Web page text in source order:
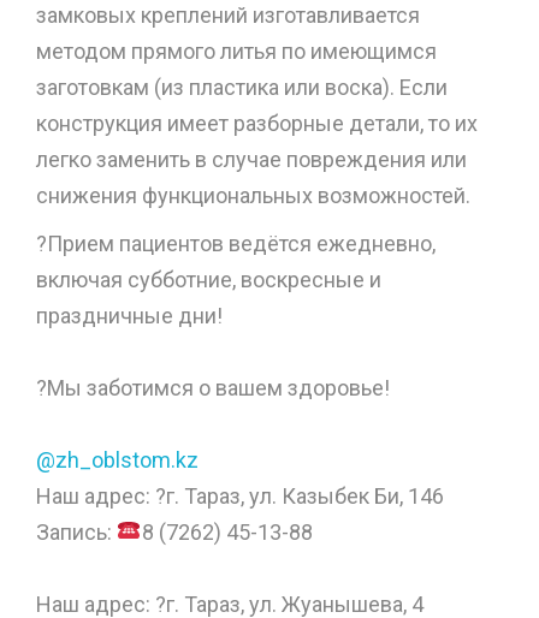
замковых креплений изготавливается
методом прямого литья по имеющимся
заготовкам (из пластика или воска). Если
конструкция имеет разборные детали, то их
легко заменить в случае повреждения или
снижения функциональных возможностей.
?Прием пациентов ведётся ежедневно,
включая субботние, воскресные и
праздничные дни!
?Мы заботимся о вашем здоровье!
@zh_oblstom.kz
Наш адрес: ?г. Тараз, ул. Казыбек Би, 146
Запись:
8 (7262) 45-13-88
Наш адрес: ?г. Тараз, ул. Жуанышева, 4